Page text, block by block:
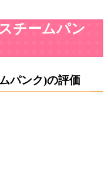
チームパン
パンク)の評価